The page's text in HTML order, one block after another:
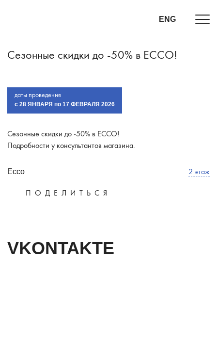
ENG
Сезонные скидки до -50% в ECCO!
даты проведения
c 28 ЯНВАРЯ по 17 ФЕВРАЛЯ 2026
Ecco 2 этаж
ПОДЕЛИТЬСЯ
Сезонные скидки до -50% в ECCO!
Подробности у консультантов магазина.
VKONTAKTE